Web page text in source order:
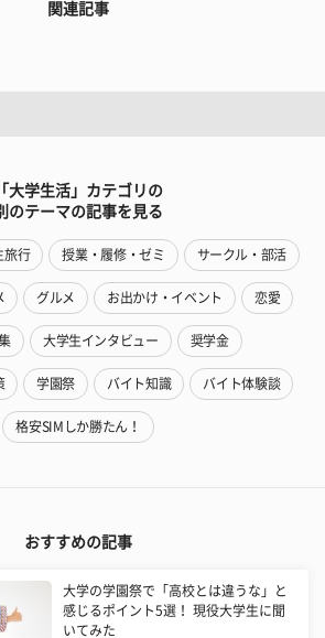
関連記事
「大学生活」カテゴリの
のテーマの記事を見る
旅行 授業・履修・ゼミ サークル・部活
グルメ お出かけ・イベント 恋愛
大学生インタビュー 奨学金
学園祭 バイト知識 バイト体験談
格安SIMしか勝たん！
おすすめの記事
大学の学園祭で「高校とは違うな」と
感じるポイント5選！ 現役大学生に聞
いてみた